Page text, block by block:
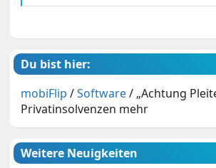
Du bist hier:
mobiFlip /Software/ „Achtung
Privatinsolvenzen mehr
Weitere Neuigkeiten